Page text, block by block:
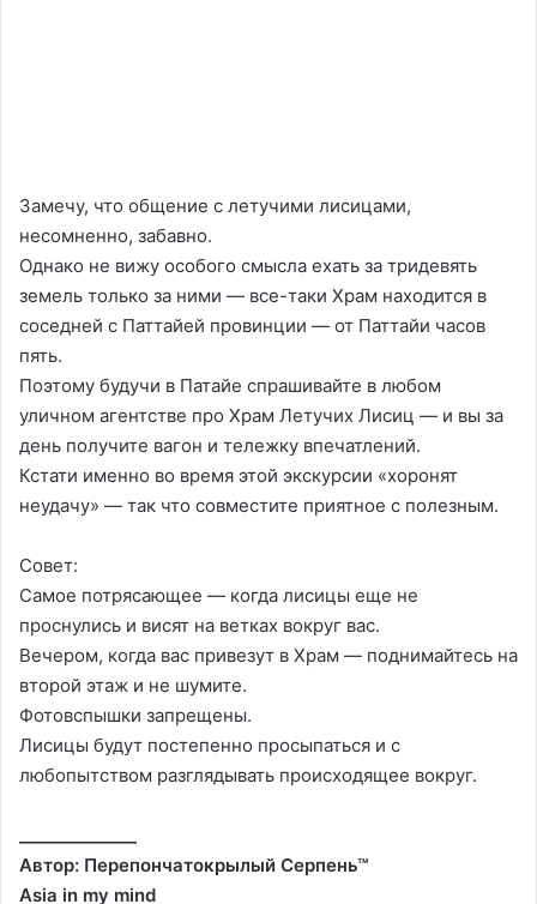
Замечу, что общение с летучими лисицами,
несомненно, забавно.
Однако не вижу особого смысла ехать за тридевять
земель только за ними — все-таки Храм находится в
соседней с Паттайей провинции — от Паттайи часов
пять.
Поэтому будучи в Патайе спрашивайте в любом
уличном агентстве про Храм Летучих Лисиц — и вы за
день получите вагон и тележку впечатлений.
Кстати именно во время этой экскурсии «хоронят
неудачу» — так что совместите приятное с полезным.
Совет:
Самое потрясающее — когда лисицы еще не
проснулись и висят на ветках вокруг вас.
Вечером, когда вас привезут в Храм — поднимайтесь на
второй этаж и не шумите.
Фотовспышки запрещены.
Лисицы будут постепенно просыпаться и с
любопытством разглядывать происходящее вокруг.
Автор: Перепончатокрылый Серпень™
Asia in my mind